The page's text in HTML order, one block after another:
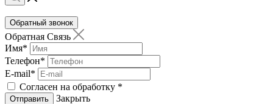
Обратный звонок
Обратная Связь
Имя*
Телефон*
E-mail*
Согласен на обработку *
Отправить
Закрыть